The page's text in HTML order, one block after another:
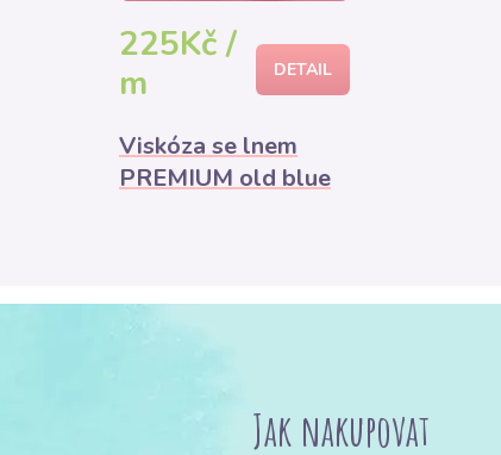
225Kč /
m
DETAIL
Viskóza se lnem
PREMIUM old blue
Jak nakupovat